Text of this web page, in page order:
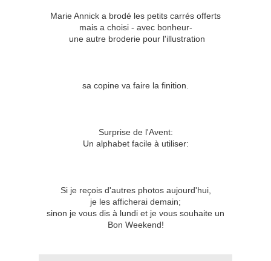
Marie Annick a brodé les petits carrés offerts
mais a choisi - avec bonheur-
une autre broderie pour l'illustration
sa copine va faire la finition.
Surprise de l'Avent:
Un alphabet facile à utiliser:
Si je reçois d'autres photos aujourd'hui,
je les afficherai demain;
sinon je vous dis à lundi et je vous souhaite un
Bon Weekend!